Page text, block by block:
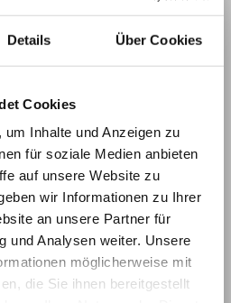
Details Über Cookies
Cookies
Inhalte und Anzeigen zu
für soziale Medien anbieten
auf unsere Website zu
wir Informationen zu Ihrer
an unsere Partner für
und Analysen weiter. Unsere
möglicherweise mit
die Sie ihnen bereitgestellt
Ausfall von
auf einen
auf
bei
Ausfall von
und/oder
von
auf einen
Der
hat sich